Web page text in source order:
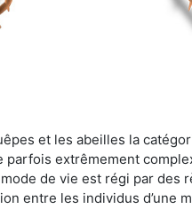
et les abeilles la
extrêmement
de vie est régi par des
entre les individus d’une